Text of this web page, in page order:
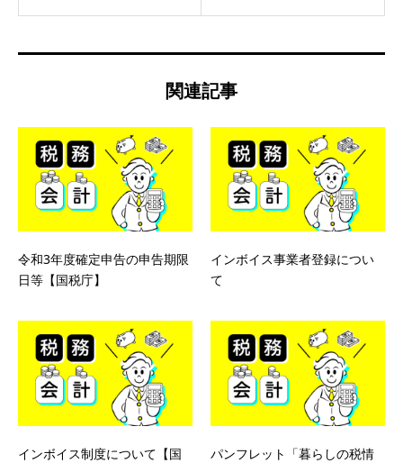
関連記事
令和3年度確定申告の申告期限
日等【国税庁】
インボイス事業者登録につい
て
インボイス制度について【国
パンフレット「暮らしの税情